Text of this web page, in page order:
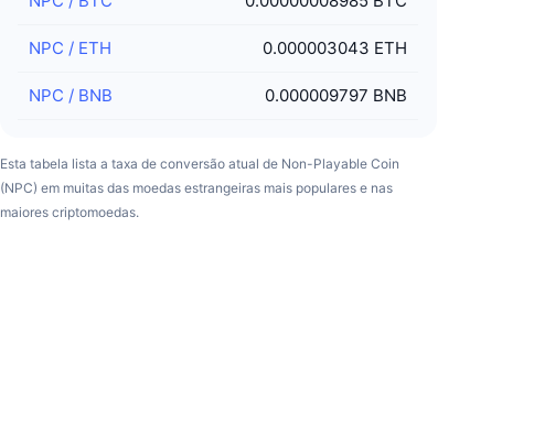
NPC / ETH 0.000003043 ETH
NPC / BNB 0.000009797 BNB
Esta tabela lista a taxa de conversão atual de Non-Playable Coin
(NPC) em muitas das moedas estrangeiras mais populares e nas
maiores criptomoedas.